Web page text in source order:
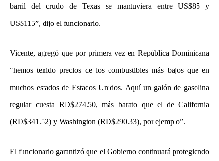
barril del crudo de Texas se mantuviera entre US$85 y
US$115”, dijo el funcionario.
Vicente, agregó que por primera vez en República Dominicana
“hemos tenido precios de los combustibles más bajos que en
muchos estados de Estados Unidos. Aquí un galón de gasolina
regular cuesta RD$274.50, más barato que el de California
(RD$341.52) y Washington (RD$290.33), por ejemplo”.
El funcionario garantizó que el Gobierno continuará protegiendo